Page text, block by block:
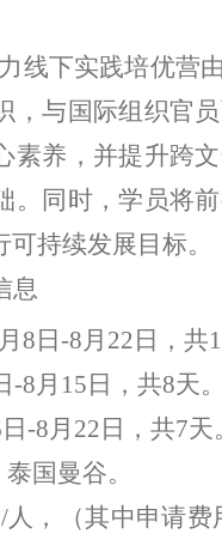
线下实践培优营
，与国际组织官
素养，并提升跨
。同时，学员将
持续发展目标。
息
月 8 日 -8月 22 日，共
-8月 15 日，共8天
日 -8月 22 日，共7天
国曼谷。
/人，（其中申请费